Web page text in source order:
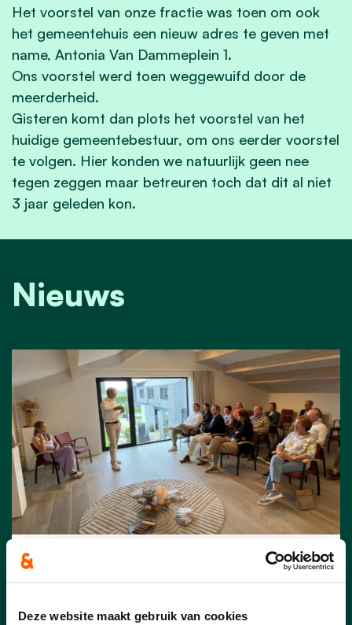
Deze website maakt gebruik van cookies
Het voorstel van onze fractie was toen om ook
het gemeentehuis een nieuw adres te geven met
name, Antonia Van Dammeplein 1.
Ons voorstel werd toen weggewuifd door de
meerderheid.
Gisteren komt dan plots het voorstel van het
huidige gemeentebestuur, om ons eerder voorstel
te volgen. Hier konden we natuurlijk geen nee
tegen zeggen maar betreuren toch dat dit al niet
3 jaar geleden kon.
Nieuws